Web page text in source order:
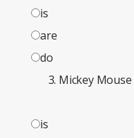
is
are
do
Mickey
is